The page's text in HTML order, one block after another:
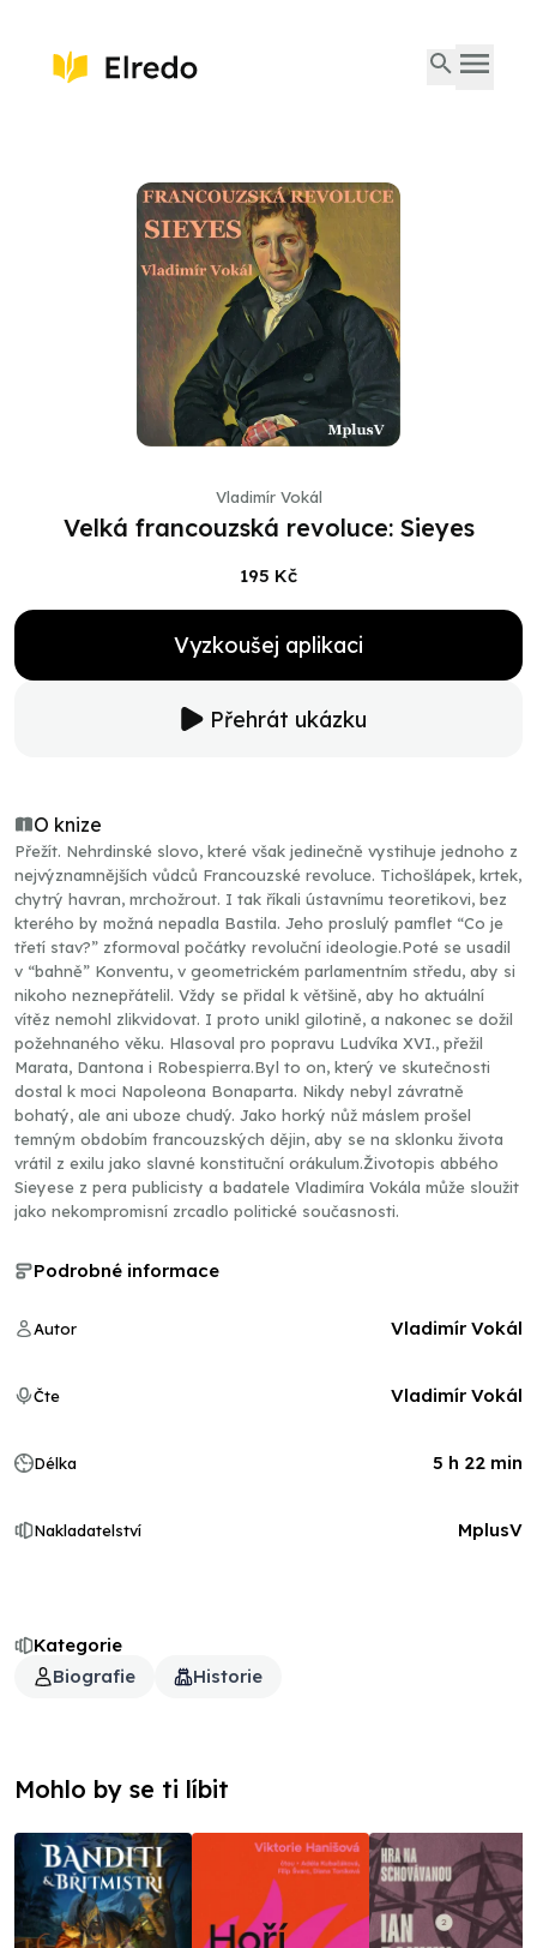
Vladimír Vokál
Velká francouzská revoluce: Sieyes
195 Kč
Vyzkoušej aplikaci
Přehrát ukázku
O knize
Přežít. Nehrdinské slovo, které však jedinečně vystihuje jednoho z
nejvýznamnějších vůdců Francouzské revoluce. Tichošlápek, krtek,
chytrý havran, mrchožrout. I tak říkali ústavnímu teoretikovi, bez
kterého by možná nepadla Bastila. Jeho proslulý pamflet “Co je
třetí stav?” zformoval počátky revoluční ideologie.Poté se usadil
v “bahně” Konventu, v geometrickém parlamentním středu, aby si
nikoho neznepřátelil. Vždy se přidal k většině, aby ho aktuální
vítěz nemohl zlikvidovat. I proto unikl gilotině, a nakonec se dožil
požehnaného věku. Hlasoval pro popravu Ludvíka XVI., přežil
Marata, Dantona i Robespierra.Byl to on, který ve skutečnosti
dostal k moci Napoleona Bonaparta. Nikdy nebyl závratně
bohatý, ale ani uboze chudý. Jako horký nůž máslem prošel
temným obdobím francouzských dějin, aby se na sklonku života
vrátil z exilu jako slavné konstituční orákulum.Životopis abbého
Sieyese z pera publicisty a badatele Vladimíra Vokála může sloužit
jako nekompromisní zrcadlo politické současnosti.
Kategorie
Biografie
Historie
Podrobné informace
Autor Vladimír Vokál
Čte Vladimír Vokál
Délka 5 h 22 min
Nakladatelství MplusV
Mohlo by se ti líbit